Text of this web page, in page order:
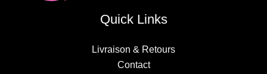
Quick Links
Livraison & Retours
Contact